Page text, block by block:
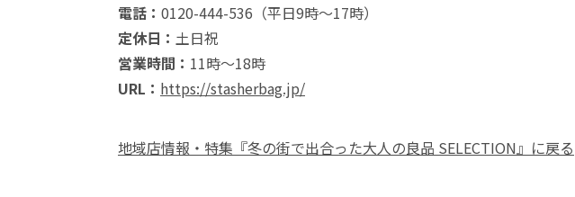
電話： 0120-444-536（平日9時～17時）
定休日： 土日祝
営業時間： 11時～18時
URL： https://stasherbag.jp/
地域店情報・特集『冬の街で出合った大人の良品 SELECTION』に戻る